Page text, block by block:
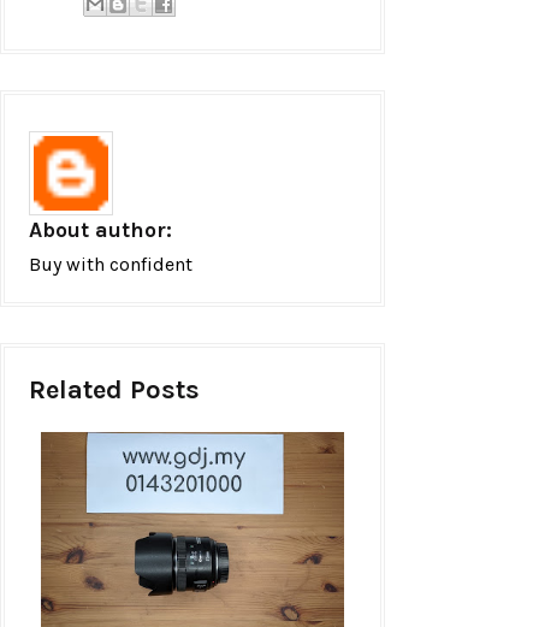
About author:
Buy with confident
Related Posts